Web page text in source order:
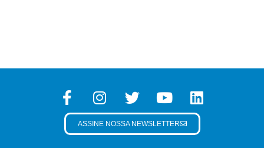
ASSINE NOSSA NEWSLETTER